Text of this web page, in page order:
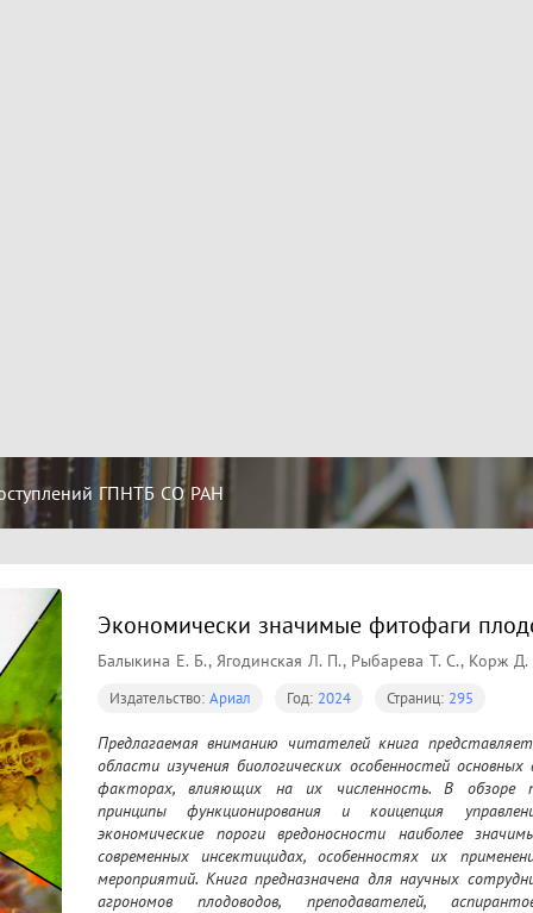
ГПНТБ СО РАН
Экономически значимые фитофаги
Балыкина Е. Б., Ягодинская Л. П., Рыбарева Т. С., Корж Д.
Издательство: Ариал Год: 2024 Страниц: 295
Предлагаемая вниманию читателей книга
области изучения биологических особенностей
факторах, влияющих на их численность. В обзоре
принципы функционирования и коицепция
экономические пороги вредоносности наиболее
современных инсектицидах, особенностях их
мероприятий. Книга предназначена для научных
агрономов плодоводов, преподавателей,